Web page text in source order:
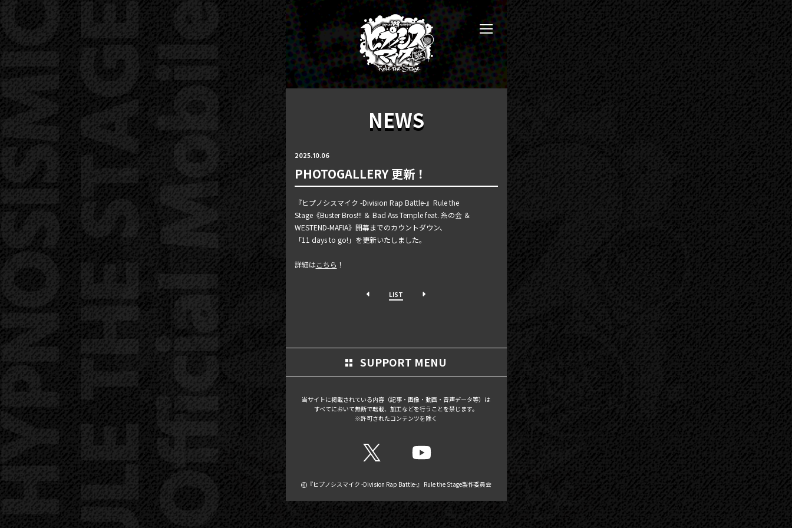
NEWS
TICKET
BLOG
MAIL MAGAZINE / BIRTHDAY MAIL
MY PAGE
MEMBER'S CARD
NEWS
2025.10.06
PHOTOGALLERY 更新！
『ヒプノシスマイク -Division Rap Battle-』Rule the
Stage《Buster Bros!!! ＆ Bad Ass Temple feat. 糸の会 ＆
WESTEND-MAFIA》開幕までのカウントダウン、
「11 days to go!」を更新いたしました。
詳細はこちら ！
LIST
SUPPORT MENU
当サイトに掲載されている内容（記事・画像・動画・音声データ等）は
すべてにおいて無断で転載、加工などを行うことを禁じます。
※許可されたコンテンツを除く
『ヒプノシスマイク -Division Rap Battle-』 Rule the Stage製作委員会